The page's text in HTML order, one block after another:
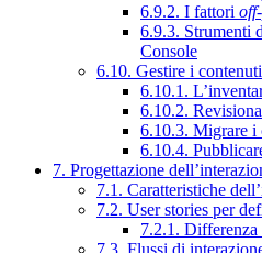
6.9.2. I fattori
6.9.3. Strumenti
Console
6.10. Gestire i contenuti
6.10.1.
6.10.2.
6.10.3. Migrare i
6.10.4.
7. Progettazione
7.1. Caratteristiche
7.2. User stories per
7.2.1. Differenza
7.3. Flussi di